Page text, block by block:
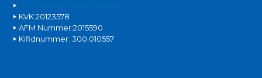
KVK:20123578
AFM Nummer:2015590
Kifidnummer: 300.010557